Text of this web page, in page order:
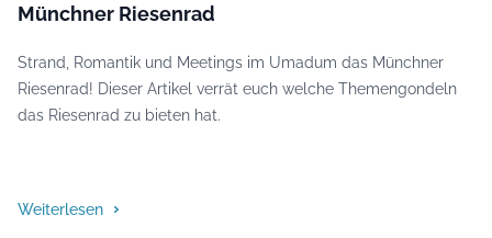
Münchner Riesenrad
Strand, Romantik und Meetings im Umadum das Münchner
Riesenrad! Dieser Artikel verrät euch welche Themengondeln
das Riesenrad zu bieten hat.
Weiterlesen